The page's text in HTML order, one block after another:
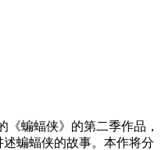
《蝙蝠侠》的第二季作品，
蝙蝠侠的故事。本作将分